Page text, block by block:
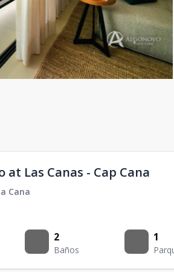
Las Canas - Cap Cana
Cana
2
Baños
1